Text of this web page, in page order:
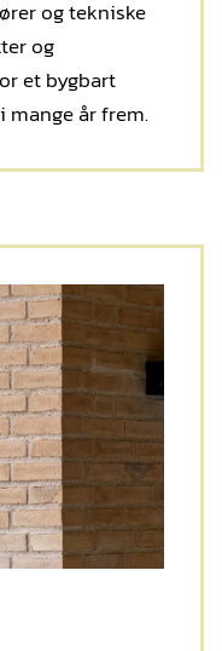
og tekniske
og
et bygbart
år frem.